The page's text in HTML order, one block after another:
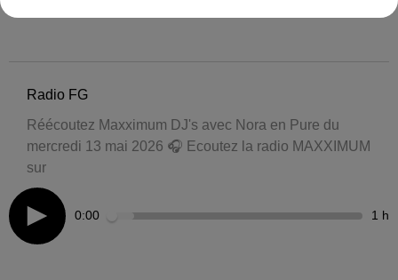
Radio FG
Réécoutez Maxximum DJ's avec Nora en Pure du
mercredi 13 mai 2026 🎧 Ecoutez la radio MAXXIMUM
sur
0:00 1 h